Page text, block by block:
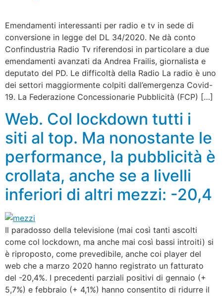
Emendamenti interessanti per radio e tv in sede di
conversione in legge del DL 34/2020. Ne dà conto
Confindustria Radio Tv riferendosi in particolare a due
emendamenti avanzati da Andrea Frailis, giornalista e
deputato del PD. Le difficoltà della Radio La radio è uno
dei settori maggiormente colpiti dall’emergenza Covid-
19. La Federazione Concessionarie Pubblicità (FCP) […]
Web. Col lockdown tutti i
siti al top. Ma nonostante le
performance, la pubblicità è
crollata, anche se a livelli
inferiori di altri mezzi: -20,4
Il paradosso della televisione (mai così tanti ascolti
come col lockdown, ma anche mai così bassi introiti) si
è riproposto, come prevedibile, anche coi player del
web che a marzo 2020 hanno registrato un fatturato
del -20,4%. I precedenti parziali positivi di gennaio (+
5,7%) e febbraio (+ 4,1%) hanno consentito di ridurre il